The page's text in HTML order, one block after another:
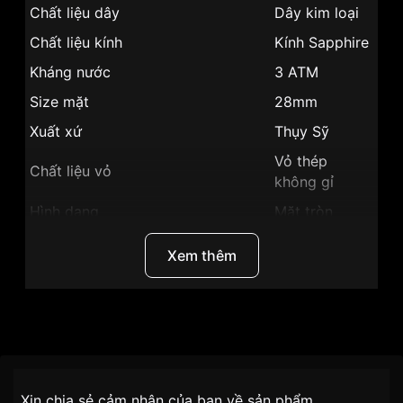
Chất liệu dây
Dây kim loại
Chất liệu kính
Kính Sapphire
Kháng nước
3 ATM
Size mặt
28mm
Xuất xứ
Thụy Sỹ
Chất liệu vỏ
Vỏ thép
không gỉ
Hình dạng
Mặt tròn
Xem thêm